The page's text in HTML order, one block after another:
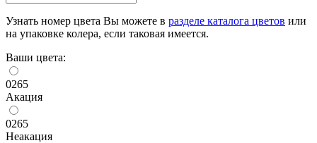
Узнать номер цвета Вы можете в разделе каталога цветов или
на упаковке колера, если таковая имеется.
Ваши цвета:
0265
Акация
0265
Неакация